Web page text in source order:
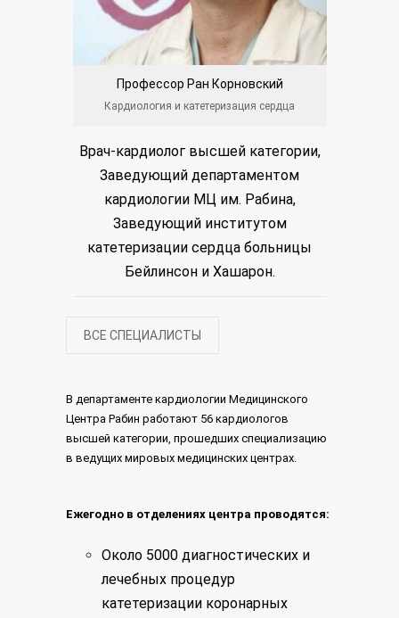
Профессор Ран Корновский
Кардиология и катетеризация сердца
Врач-кардиолог высшей категории,
Заведующий департаментом
кардиологии МЦ им. Рабина,
Заведующий институтом
катетеризации сердца больницы
Бейлинсон и Хашарон.
ВСЕ СПЕЦИАЛИСТЫ
В департаменте кардиологии Медицинского
Центра Рабин работают 56 кардиологов
высшей категории, прошедших специализацию
в ведущих мировых медицинских центрах.
Ежегодно в отделениях центра проводятся:
Около 5000 диагностических и
лечебных процедур
катетеризации коронарных